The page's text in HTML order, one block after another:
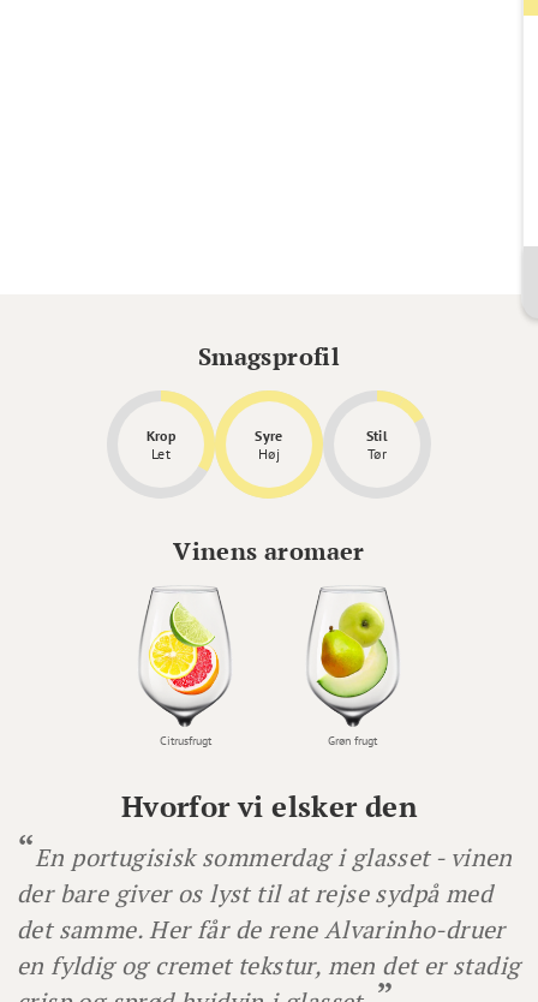
Hvorfor vi elsker den
En portugisisk sommerdag i glasset - vinen
der bare giver os lyst til at rejse sydpå med
det samme. Her får de rene Alvarinho-druer
en fyldig og cremet tekstur, men det er stadig
Smagsprofil
Krop
Let
Syre
Høj
Stil
Tør
Vinens aromaer
Citrusfrugt Grøn frugt